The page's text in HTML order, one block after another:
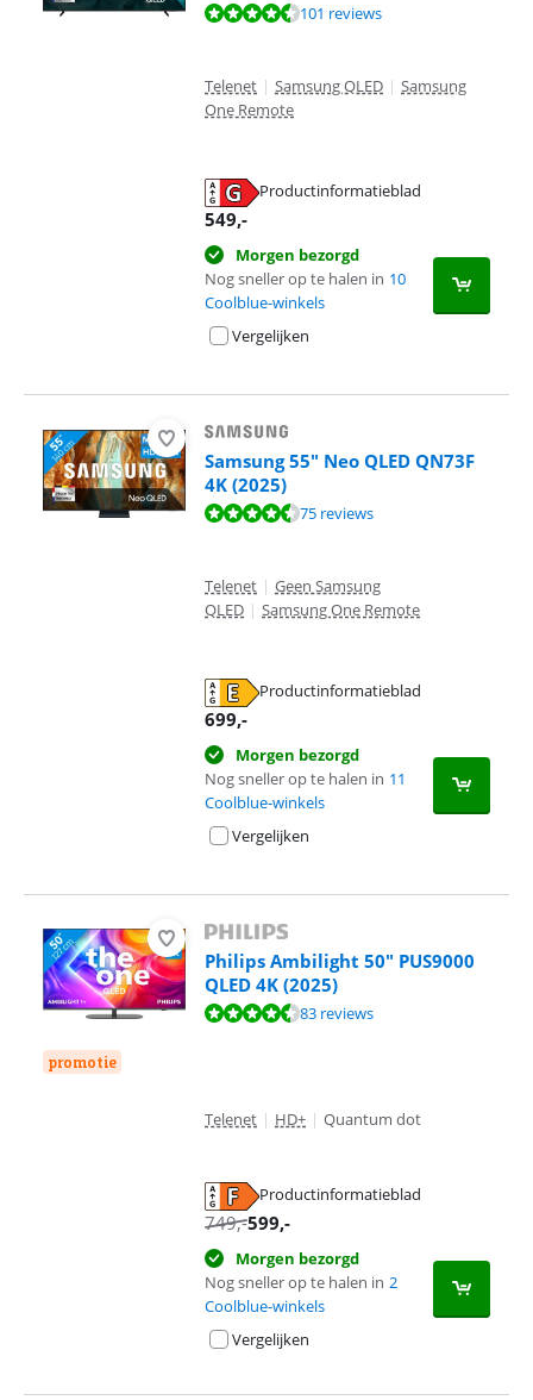
Beoordeling is 9,0 van de 10, gebaseerd op 101 reviews.
101 reviews
Telenet | Samsung QLED | Samsung
One Remote
Productinformatieblad
549,-
Morgen bezorgd
Nog sneller op te halen in 10
Coolblue-winkels
Vergelijken
Samsung 55" Neo QLED QN73F
4K (2025)
Beoordeling is 9,0 van de 10, gebaseerd op 75 reviews.
75 reviews
Telenet | Geen Samsung
QLED | Samsung One Remote
Productinformatieblad
699,-
Morgen bezorgd
Nog sneller op te halen in 11
Coolblue-winkels
Vergelijken
promotie
Philips Ambilight 50" PUS9000
QLED 4K (2025)
Beoordeling is 8,5 van de 10, gebaseerd op 83 reviews.
83 reviews
Telenet | HD+ | Quantum dot
Productinformatieblad
749,-599,-
Morgen bezorgd
Nog sneller op te halen in 2
Coolblue-winkels
Vergelijken